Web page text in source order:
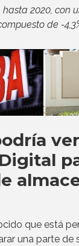
2020, con
de -
que está
una parte de